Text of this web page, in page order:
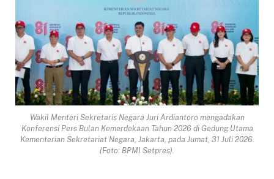
Wakil Menteri Sekretaris Negara Juri Ardiantoro mengadakan
Konferensi Pers Bulan Kemerdekaan Tahun 2026 di Gedung Utama
Kementerian Sekretariat Negara, Jakarta, pada Jumat, 31 Juli 2026.
(Foto: BPMI Setpres).